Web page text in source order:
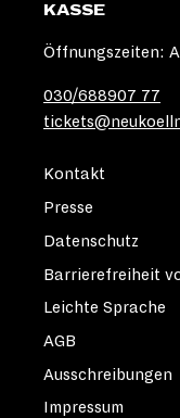
KASSE
Öffnungszeiten:
030/688907 77
Kontakt
Presse
Datenschutz
Barrierefreiheit
Leichte Sprache
AGB
Ausschreibungen
Impressum